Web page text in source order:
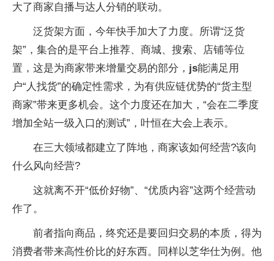
大了商家自播与达人分销的联动。
泛货架方面，今年快手加大了力度。所谓“泛货
架”，集合的是平台上推荐、商城、搜索、店铺等位
置，这是为商家带来增量交易的部分， js能满足用
户“人找货”的确定性需求，为有供应链优势的“货主型
商家”带来更多机会。这个力度还在加大，“会在二季度
增加全站一级入口的测试”，叶恒在大会上表示。
在三大领域都建立了阵地，商家该如何经营?该向
什么风向经营?
这就离不开“低价好物”、“优质内容”这两个经营动
作了。
前者指向商品，终究还是要回归交易的本质，得为
消费者带来高性价比的好东西。同样以芝华仕为例。他